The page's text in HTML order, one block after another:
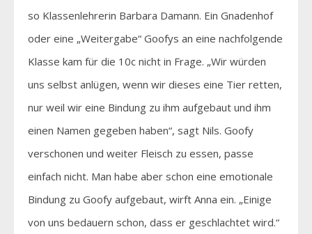
so Klassenlehrerin Barbara Damann. Ein Gnadenhof
oder eine „Weitergabe“ Goofys an eine nachfolgende
Klasse kam für die 10c nicht in Frage. „Wir würden
uns selbst anlügen, wenn wir dieses eine Tier retten,
nur weil wir eine Bindung zu ihm aufgebaut und ihm
einen Namen gegeben haben“, sagt Nils. Goofy
verschonen und weiter Fleisch zu essen, passe
einfach nicht. Man habe aber schon eine emotionale
Bindung zu Goofy aufgebaut, wirft Anna ein. „Einige
von uns bedauern schon, dass er geschlachtet wird.“